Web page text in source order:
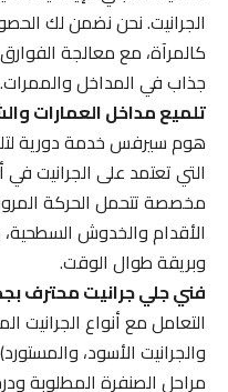
الجرانيت. نحن نضمن لك
كالمرآة، مع معالجة الفوارق
جذاب في المداخل والممرات.
تلميع مداخل العمارات
هوم سيرفس خدمة دورية
التي تعتمد على الجرانيت في
مخصصة تتحمل الحركة
الأقدام والخدوش السطحية،
وبريقة طوال الوقت.
فني جلي جرانيت محترف بجدة
التعامل مع أنواع الجرانيت
والجرانيت الأسود،
مراحل الصنفرة المطلوبة